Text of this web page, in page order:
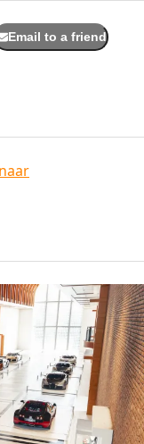
Email to a friend